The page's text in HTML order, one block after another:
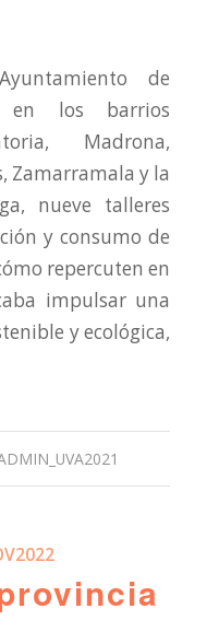
de
en los barrios
Madrona,
Zamarramala y la
nueve talleres
y consumo de
repercuten en
impulsar una
y ecológica,